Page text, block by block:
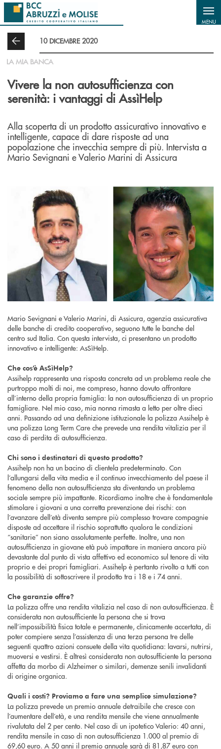
Salta al contenuto principale
MENU
10 DICEMBRE 2020
LA MIA BANCA
Vivere la non autosufficienza con
serenità: i vantaggi di AssìHelp
Alla scoperta di un prodotto assicurativo innovativo e
intelligente, capace di dare risposte ad una
popolazione che invecchia sempre di più. Intervista a
Mario Sevignani e Valerio Marini di Assicura
Mario Sevignani e Valerio Marini, di Assicura, agenzia assicurativa
delle banche di credito cooperativo, seguono tutte le banche del
centro sud Italia. Con questa intervista, ci presentano un prodotto
innovativo e intelligente: AsSìHelp.
Che cos’è AsSìHelp?
Assihelp rappresenta una risposta concreta ad un problema reale che
purtroppo molti di noi, me compreso, hanno dovuto affrontare
all’interno della propria famiglia: la non autosufficienza di un proprio
famigliare. Nel mio caso, mia nonna rimasta a letto per oltre dieci
anni. Passando ad una definizione istituzionale la polizza Assihelp è
una polizza Long Term Care che prevede una rendita vitalizia per il
caso di perdita di autosufficienza.
Chi sono i destinatari di questo prodotto?
Assihelp non ha un bacino di clientela predeterminato. Con
l’allungarsi della vita media e il continuo invecchiamento del paese il
fenomeno della non autosufficienza sta diventando un problema
sociale sempre più impattante. Ricordiamo inoltre che è fondamentale
stimolare i giovani a una corretta prevenzione dei rischi: con
l’avanzare dell’età diventa sempre più complesso trovare compagnie
disposte ad accettare il rischio soprattutto qualora le condizioni
“sanitarie” non siano assolutamente perfette. Inoltre, una non
autosufficienza in giovane età può impattare in maniera ancora più
devastante dal punto di vista affettivo ed economico sul tenore di vita
proprio e dei propri famigliari. Assihelp è pertanto rivolto a tutti con
la possibilità di sottoscrivere il prodotto tra i 18 e i 74 anni.
Che garanzie offre?
La polizza offre una rendita vitalizia nel caso di non autosufficienza. È
considerata non autosufficiente la persona che si trova
nell’impossibilità fisica totale e permanente, clinicamente accertata, di
poter compiere senza l’assistenza di una terza persona tre delle
seguenti quattro azioni consuete della vita quotidiana: lavarsi, nutrirsi,
muoversi e vestirsi. È altresì considerata non autosufficiente la persona
affetta da morbo di Alzheimer o similari, demenze senili invalidanti
di origine organica.
Quali i costi? Proviamo a fare una semplice simulazione?
La polizza prevede un premio annuale detraibile che cresce con
l’aumentare dell’età, e una rendita mensile che viene annualmente
rivalutata del 2 per cento. Nel caso di un ipotetico Valerio: 40 anni,
rendita mensile in caso di non autosufficienza 1.000 al premio di
69,60 euro. A 50 anni il premio annuale sarà di 81,87 euro con